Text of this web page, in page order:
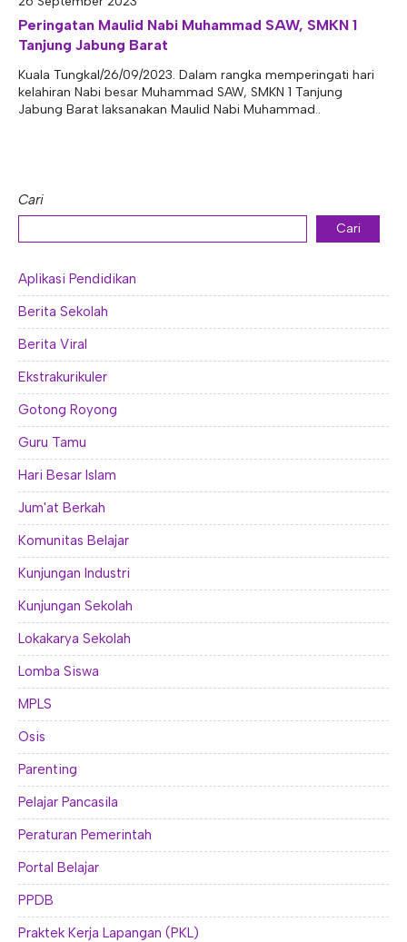
Tupoksi Wakil Bidang Sarana Prasarana
Tupoksi Wakil Bidang Kesiswaan
Tupoksi Guru Piket
Tupoksi Ketua Kons. Keahlian
Tupoksi Kepala Tata Usaha
Tupoksi Bendahara BOS
Tupoksi Koordinator Bendahara
E-ALUMNI
E-BKK
Peringatan Maulid Nabi Muhammad SAW, SMKN 1
Tanjung Jabung Barat
Kuala Tungkal/26/09/2023. Dalam rangka memperingati hari
kelahiran Nabi besar Muhammad SAW, SMKN 1 Tanjung
Jabung Barat laksanakan Maulid Nabi Muhammad..
Cari
Cari
Aplikasi Pendidikan
Berita Sekolah
Berita Viral
Ekstrakurikuler
Gotong Royong
Guru Tamu
Hari Besar Islam
Jum'at Berkah
Komunitas Belajar
Kunjungan Industri
Kunjungan Sekolah
Lokakarya Sekolah
Lomba Siswa
MPLS
Osis
Parenting
Pelajar Pancasila
Peraturan Pemerintah
Portal Belajar
PPDB
Praktek Kerja Lapangan (PKL)